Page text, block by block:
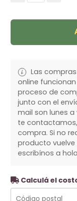
Las
online
proceso de
junto con el
mail son lunes a
te
compra. Si no
producto vuelve
escribínos a
Calculá el